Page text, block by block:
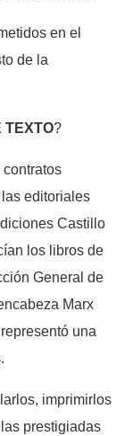
en el
de la
TEXTO?
editoriales
Castillo
los libros de
General de
Marx
una
imprimirlos
prestigiadas